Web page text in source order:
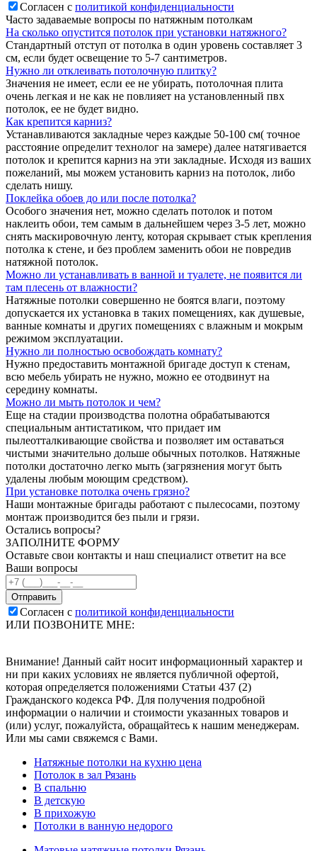
Согласен с политикой конфиденциальности
Часто задаваемые вопросы по натяжным потолкам
На сколько опустится потолок при установки натяжного?
Стандартный отступ от потолка в один уровень составляет 3
см, если будет освещение то 5-7 сантиметров.
Нужно ли отклеивать потолочную плитку?
Значения не имеет, если ее не убирать, потолочная плита
очень легкая и не как не повлияет на установленный пвх
потолок, ее не будет видно.
Как крепится карниз?
Устанавливаются закладные через каждые 50-100 см( точное
расстояние определит технолог на замере) далее натягивается
потолок и крепится карниз на эти закладные. Исходя из ваших
пожеланий, мы можем установить карниз на потолок, либо
сделать нишу.
Поклейка обоев до или после потолка?
Особого значения нет, можно сделать потолок и потом
наклеить обои, тем самым в дальнейшем через 3-5 лет, можно
снять маскировочную ленту, которая скрывает стык крепления
потолка к стене, и без проблем заменить обои не повредив
натяжной потолок.
Можно ли устанавливать в ванной и туалете, не появится ли
там плесень от влажности?
Натяжные потолки совершенно не боятся влаги, поэтому
допускается их установка в таких помещениях, как душевые,
ванные комнаты и других помещениях с влажным и мокрым
режимом эксплуатации.
Нужно ли полностью освобождать комнату?
Нужно предоставить монтажной бригаде доступ к стенам,
всю мебель убирать не нужно, можно ее отодвинут на
середину комнаты.
Можно ли мыть потолок и чем?
Еще на стадии производства полотна обрабатываются
специальным антистатиком, что придает им
пылеотталкивающие свойства и позволяет им оставаться
чистыми значительно дольше обычных потолков. Натяжные
потолки достаточно легко мыть (загрязнения могут быть
удалены любым моющим средством).
При установке потолка очень грязно?
Наши монтажные бригады работают с пылесосами, поэтому
монтаж производится без пыли и грязи.
Остались вопросы?
ЗАПОЛНИТЕ ФОРМУ
Оставьте свои контакты и наш специалист ответит на все
Ваши вопросы
Согласен с политикой конфиденциальности
ИЛИ ПОЗВОНИТЕ МНЕ:
Внимание! Данный сайт носит информационный характер и
ни при каких условиях не является публичной офертой,
которая определяется положениями Статьи 437 (2)
Гражданского кодекса РФ. Для получения подробной
информации о наличии и стоимости указанных товаров и
(или) услуг, пожалуйста, обращайтесь к нашим менеджерам.
Или мы сами свяжемся с Вами.
Натяжные потолки на кухню цена
Потолок в зал Рязань
В спальню
В детскую
В прихожую
Потолки в ванную недорого